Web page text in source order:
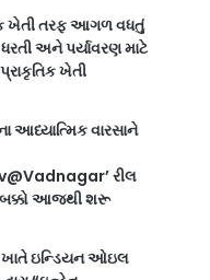
ખેતી તરફ આગળ વધતું
અને પર્યાવરણ માટે
ખેતી
આધ્યાત્મિક વારસાને
રીલ
તબક્કો આજથી શરૂ
ખાતે ઇન્ડિયન ઓઇલ